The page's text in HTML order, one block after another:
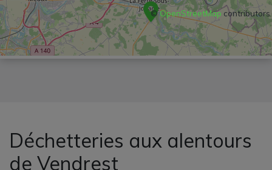
©OpenStreetMap contributors
Déchetteries aux alentours
de Vendrest